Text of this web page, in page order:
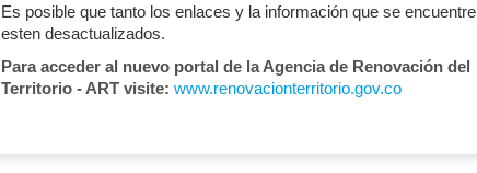
Es posible que tanto los enlaces y la información que se encuentre
esten desactualizados.
Para acceder al nuevo portal de la Agencia de Renovación del
Territorio - ART visite: www.renovacionterritorio.gov.co